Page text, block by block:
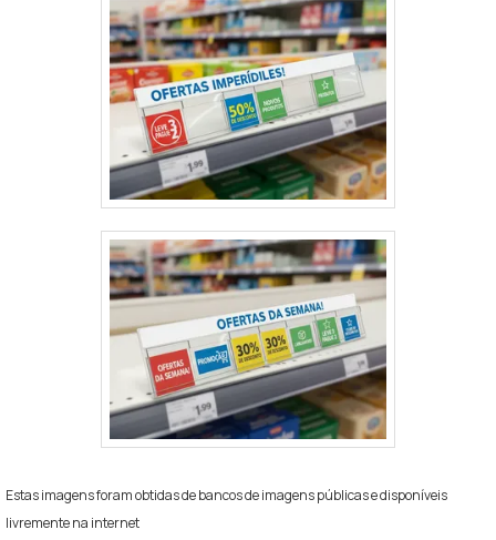
Estas imagens foram obtidas de bancos de imagens públicas e disponíveis
livremente na internet